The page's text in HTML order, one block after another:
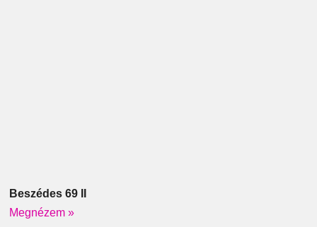
Beszédes 69 II
Megnézem »